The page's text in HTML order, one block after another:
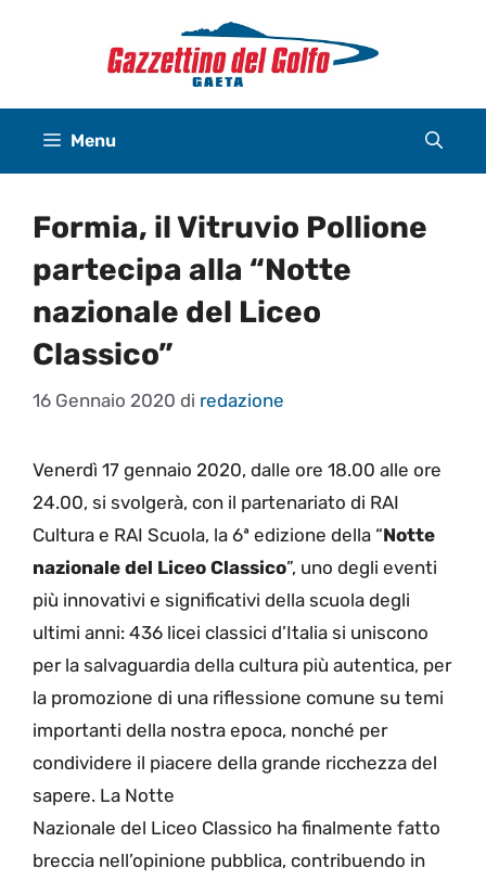
Menu
Formia, il Vitruvio Pollione
partecipa alla “Notte
nazionale del Liceo
Classico”
16 Gennaio 2020 di redazione
Venerdì 17 gennaio 2020, dalle ore 18.00 alle ore
24.00, si svolgerà, con il partenariato di RAI
Cultura e RAI Scuola, la 6ª edizione della “Notte
nazionale del Liceo Classico”, uno degli eventi
più innovativi e significativi della scuola degli
ultimi anni: 436 licei classici d’Italia si uniscono
per la salvaguardia della cultura più autentica, per
la promozione di una riflessione comune su temi
importanti della nostra epoca, nonché per
condividere il piacere della grande ricchezza del
sapere. La Notte
Nazionale del Liceo Classico ha finalmente fatto
breccia nell’opinione pubblica, contribuendo in